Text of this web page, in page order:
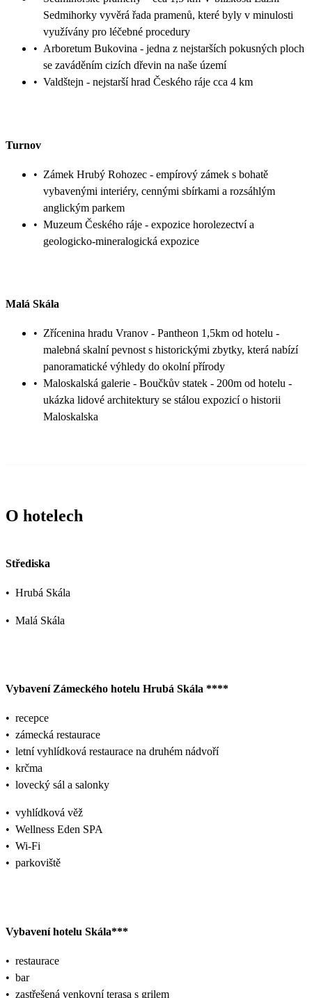
Sedmihorky vyvěrá řada pramenů, které byly v minulosti
využívány pro léčebné procedury
• Arboretum Bukovina - jedna z nejstarších pokusných ploch
se zaváděním cizích dřevin na naše území
• Valdštejn - nejstarší hrad Českého ráje cca 4 km
Turnov
• Zámek Hrubý Rohozec - empírový zámek s bohatě
vybavenými interiéry, cennými sbírkami a rozsáhlým
anglickým parkem
• Muzeum Českého ráje - expozice horolezectví a
geologicko-mineralogická expozice
Malá Skála
• Zřícenina hradu Vranov - Pantheon 1,5km od hotelu -
malebná skalní pevnost s historickými zbytky, která nabízí
panoramatické výhledy do okolní přírody
• Maloskalská galerie - Boučkův statek - 200m od hotelu -
ukázka lidové architektury se stálou expozicí o historii
Maloskalska
O hotelech
Střediska
• Hrubá Skála
• Malá Skála
Vybavení Zámeckého hotelu Hrubá Skála ****
• recepce
• zámecká restaurace
• letní vyhlídková restaurace na druhém nádvoří
• krčma
• lovecký sál a salonky
• vyhlídková věž
• Wellness Eden SPA
• Wi-Fi
• parkoviště
Vybavení hotelu Skála***
• restaurace
• bar
• zastřešená venkovní terasa s grilem